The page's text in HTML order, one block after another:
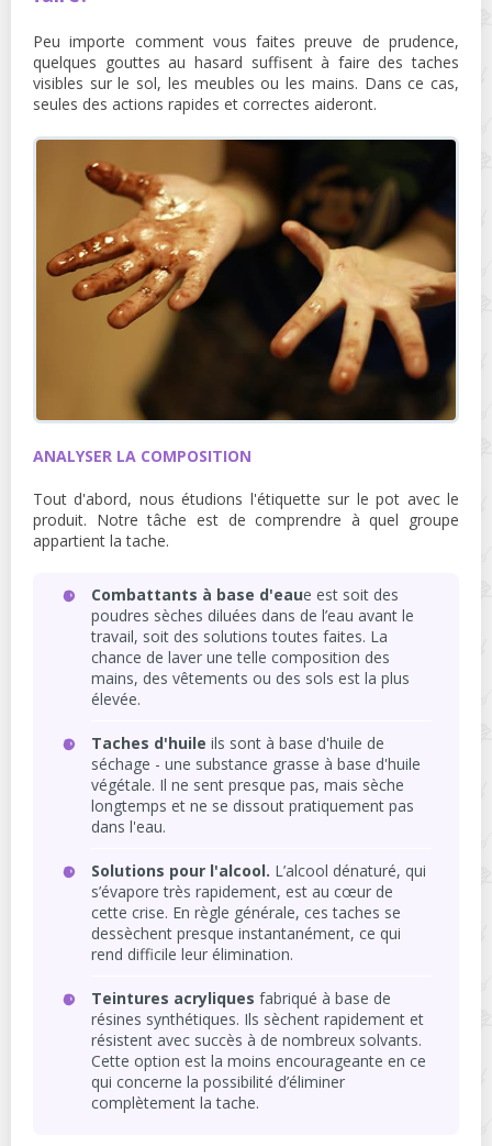
Peu importe comment vous faites preuve de prudence,
quelques gouttes au hasard suffisent à faire des taches
visibles sur le sol, les meubles ou les mains. Dans ce cas,
seules des actions rapides et correctes aideront.
ANALYSER LA COMPOSITION
Tout d'abord, nous étudions l'étiquette sur le pot avec le
produit. Notre tâche est de comprendre à quel groupe
appartient la tache.
Combattants à base d'eaue est soit des
poudres sèches diluées dans de l’eau avant le
travail, soit des solutions toutes faites. La
chance de laver une telle composition des
mains, des vêtements ou des sols est la plus
élevée.
Taches d'huile ils sont à base d'huile de
séchage - une substance grasse à base d'huile
végétale. Il ne sent presque pas, mais sèche
longtemps et ne se dissout pratiquement pas
dans l'eau.
Solutions pour l'alcool. L’alcool dénaturé, qui
s’évapore très rapidement, est au cœur de
cette crise. En règle générale, ces taches se
dessèchent presque instantanément, ce qui
rend difficile leur élimination.
Teintures acryliques fabriqué à base de
résines synthétiques. Ils sèchent rapidement et
résistent avec succès à de nombreux solvants.
Cette option est la moins encourageante en ce
qui concerne la possibilité d’éliminer
complètement la tache.